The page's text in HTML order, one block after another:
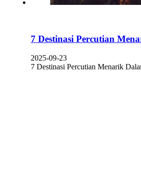
7 Destinasi Percutian
2025-09-23
7 Destinasi Percutian Menarik